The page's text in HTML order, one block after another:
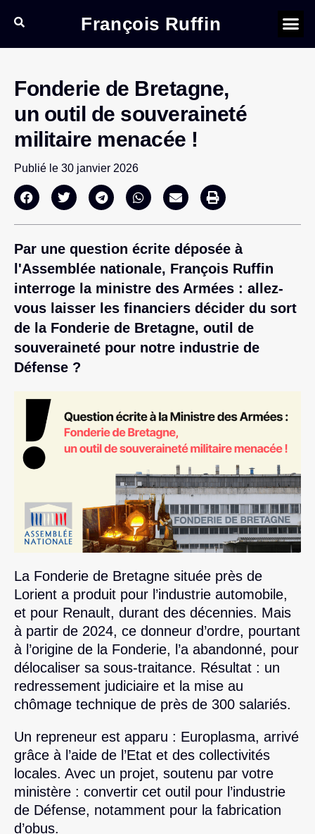
François Ruffin
Fonderie de Bretagne,
un outil de souveraineté
militaire menacée !
Publié le 30 janvier 2026
Par une question écrite déposée à
l'Assemblée nationale, François Ruffin
interroge la ministre des Armées : allez-
vous laisser les financiers décider du sort
de la Fonderie de Bretagne, outil de
souveraineté pour notre industrie de
Défense ?
La Fonderie de Bretagne située près de
Lorient a produit pour l’industrie automobile,
et pour Renault, durant des décennies. Mais
à partir de 2024, ce donneur d’ordre, pourtant
à l’origine de la Fonderie, l’a abandonné, pour
délocaliser sa sous-traitance. Résultat : un
redressement judiciaire et la mise au
chômage technique de près de 300 salariés.
Un repreneur est apparu : Europlasma, arrivé
grâce à l’aide de l’Etat et des collectivités
locales. Avec un projet, soutenu par votre
ministère : convertir cet outil pour l’industrie
de Défense, notamment pour la fabrication
d’obus.